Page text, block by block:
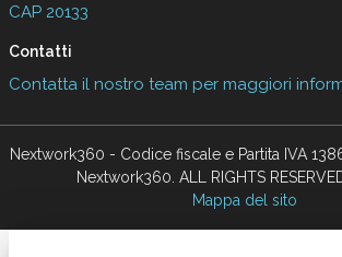
CAP 20133
Contatti
Contatta il nostro team per maggiori
Nextwork360 - Codice fiscale e Partita IVA
Nextwork360. ALL RIGHTS
Mappa del sito